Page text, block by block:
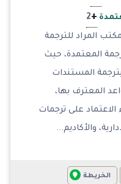
+
2
المراد للترجمة
المعتمدة، حيث
المستندات
المعترف بها،
على ترجمات
والأكاديم...
الخريطة